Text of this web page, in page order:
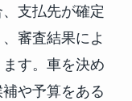
支払先が確定
審査結果によ
す。車を決め
や予算をある